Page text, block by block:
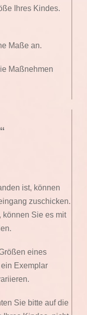
Ihres Kindes.
Maße an.
Maßnehmen
ist, können
zuschicken.
können Sie es mit
eines
Exemplar
Sie bitte auf die